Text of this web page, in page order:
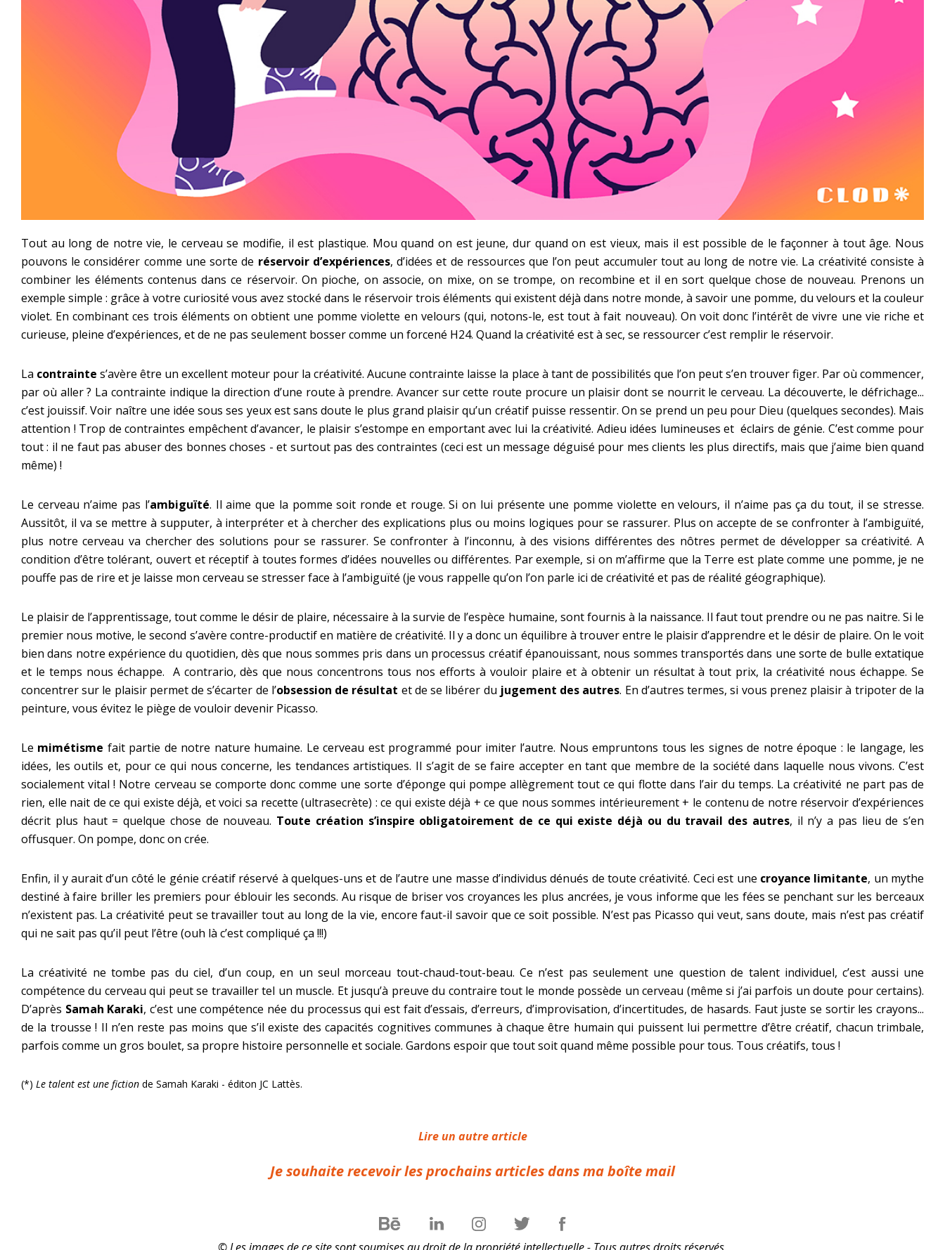
Tout au long de notre vie, le cerveau se modifie, il est plastique. Mou quand on est jeune, dur quand on est vieux, mais il est possible de le façonner à tout âge. Nous
pouvons le considérer comme une sorte de réservoir d’expériences, d’idées et de ressources que l’on peut accumuler tout au long de notre vie. La créativité consiste à
combiner les éléments contenus dans ce réservoir. On pioche, on associe, on mixe, on se trompe, on recombine et il en sort quelque chose de nouveau. Prenons un
exemple simple : grâce à votre curiosité vous avez stocké dans le réservoir trois éléments qui existent déjà dans notre monde, à savoir une pomme, du velours et la couleur
violet. En combinant ces trois éléments on obtient une pomme violette en velours (qui, notons-le, est tout à fait nouveau). On voit donc l’intérêt de vivre une vie riche et
curieuse, pleine d’expériences, et de ne pas seulement bosser comme un forcené H24. Quand la créativité est à sec, se ressourcer c’est remplir le réservoir.
La contrainte s’avère être un excellent moteur pour la créativité. Aucune contrainte laisse la place à tant de possibilités que l’on peut s’en trouver figer. Par où commencer,
par où aller ? La contrainte indique la direction d’une route à prendre. Avancer sur cette route procure un plaisir dont se nourrit le cerveau. La découverte, le défrichage...
c’est jouissif. Voir naître une idée sous ses yeux est sans doute le plus grand plaisir qu’un créatif puisse ressentir. On se prend un peu pour Dieu (quelques secondes). Mais
attention ! Trop de contraintes empêchent d’avancer, le plaisir s’estompe en emportant avec lui la créativité. Adieu idées lumineuses et éclairs de génie. C’est comme pour
tout : il ne faut pas abuser des bonnes choses - et surtout pas des contraintes (ceci est un message déguisé pour mes clients les plus directifs, mais que j’aime bien quand
même) !
Le cerveau n’aime pas l’ambiguïté. Il aime que la pomme soit ronde et rouge. Si on lui présente une pomme violette en velours, il n’aime pas ça du tout, il se stresse.
Aussitôt, il va se mettre à supputer, à interpréter et à chercher des explications plus ou moins logiques pour se rassurer. Plus on accepte de se confronter à l’ambiguïté,
plus notre cerveau va chercher des solutions pour se rassurer. Se confronter à l’inconnu, à des visions différentes des nôtres permet de développer sa créativité. A
condition d’être tolérant, ouvert et réceptif à toutes formes d’idées nouvelles ou différentes. Par exemple, si on m’affirme que la Terre est plate comme une pomme, je ne
pouffe pas de rire et je laisse mon cerveau se stresser face à l’ambiguïté (je vous rappelle qu’on l’on parle ici de créativité et pas de réalité géographique).
Le plaisir de l’apprentissage, tout comme le désir de plaire, nécessaire à la survie de l’espèce humaine, sont fournis à la naissance. Il faut tout prendre ou ne pas naitre. Si le
premier nous motive, le second s’avère contre-productif en matière de créativité. Il y a donc un équilibre à trouver entre le plaisir d’apprendre et le désir de plaire. On le voit
bien dans notre expérience du quotidien, dès que nous sommes pris dans un processus créatif épanouissant, nous sommes transportés dans une sorte de bulle extatique
et le temps nous échappe. A contrario, dès que nous concentrons tous nos efforts à vouloir plaire et à obtenir un résultat à tout prix, la créativité nous échappe. Se
concentrer sur le plaisir permet de s’écarter de l’obsession de résultat et de se libérer du jugement des autres. En d’autres termes, si vous prenez plaisir à tripoter de la
peinture, vous évitez le piège de vouloir devenir Picasso.
Le mimétisme fait partie de notre nature humaine. Le cerveau est programmé pour imiter l’autre. Nous empruntons tous les signes de notre époque : le langage, les
idées, les outils et, pour ce qui nous concerne, les tendances artistiques. Il s’agit de se faire accepter en tant que membre de la société dans laquelle nous vivons. C’est
socialement vital ! Notre cerveau se comporte donc comme une sorte d’éponge qui pompe allègrement tout ce qui flotte dans l’air du temps. La créativité ne part pas de
rien, elle nait de ce qui existe déjà, et voici sa recette (ultrasecrète) : ce qui existe déjà + ce que nous sommes intérieurement + le contenu de notre réservoir d’expériences
décrit plus haut = quelque chose de nouveau. Toute création s’inspire obligatoirement de ce qui existe déjà ou du travail des autres, il n’y a pas lieu de s’en
offusquer. On pompe, donc on crée.
Enfin, il y aurait d’un côté le génie créatif réservé à quelques-uns et de l’autre une masse d’individus dénués de toute créativité. Ceci est une croyance limitante, un mythe
destiné à faire briller les premiers pour éblouir les seconds. Au risque de briser vos croyances les plus ancrées, je vous informe que les fées se penchant sur les berceaux
n’existent pas. La créativité peut se travailler tout au long de la vie, encore faut-il savoir que ce soit possible. N’est pas Picasso qui veut, sans doute, mais n’est pas créatif
qui ne sait pas qu’il peut l’être (ouh là c’est compliqué ça !!!)
La créativité ne tombe pas du ciel, d’un coup, en un seul morceau tout-chaud-tout-beau. Ce n’est pas seulement une question de talent individuel, c’est aussi une
compétence du cerveau qui peut se travailler tel un muscle. Et jusqu’à preuve du contraire tout le monde possède un cerveau (même si j’ai parfois un doute pour certains).
D’après Samah Karaki, c’est une compétence née du processus qui est fait d’essais, d’erreurs, d’improvisation, d’incertitudes, de hasards. Faut juste se sortir les crayons...
de la trousse ! Il n’en reste pas moins que s’il existe des capacités cognitives communes à chaque être humain qui puissent lui permettre d’être créatif, chacun trimbale,
parfois comme un gros boulet, sa propre histoire personnelle et sociale. Gardons espoir que tout soit quand même possible pour tous. Tous créatifs, tous !
(*) Le talent est une fiction de Samah Karaki - éditon JC Lattès.
Lire un autre article
Je souhaite recevoir les prochains articles dans ma boîte mail
© Les images de ce site sont soumises au droit de la propriété intellectuelle - Tous autres droits réservés.